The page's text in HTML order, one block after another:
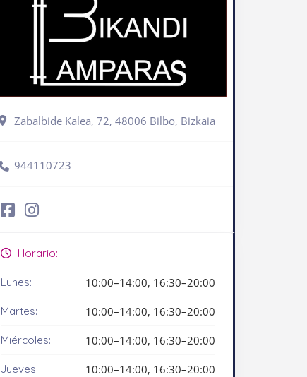
Zabalbide Kalea, 72, 48006 Bilbo, Bizkaia
944110723
Horario:
Lunes: 10:00–14:00, 16:30–20:00
Martes: 10:00–14:00, 16:30–20:00
Miércoles: 10:00–14:00, 16:30–20:00
Jueves: 10:00–14:00, 16:30–20:00